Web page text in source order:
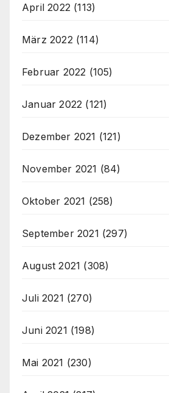
April 2022 (113)
März 2022 (114)
Februar 2022 (105)
Januar 2022 (121)
Dezember 2021 (121)
November 2021 (84)
Oktober 2021 (258)
September 2021 (297)
August 2021 (308)
Juli 2021 (270)
Juni 2021 (198)
Mai 2021 (230)